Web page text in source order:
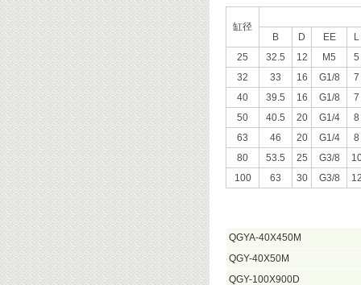
缸径
B
D EE
L
25
32.5 12 M5
5
32
33 16 G1/8
7
40
39.5 16 G1/8
7
50
40.5 20 G1/4
8
63
46 20 G1/4
8
80
53.5 25 G3/8
100
63 30 G3/8
QGYA-40X450M
QGY-40X50M
QGY-100X900D